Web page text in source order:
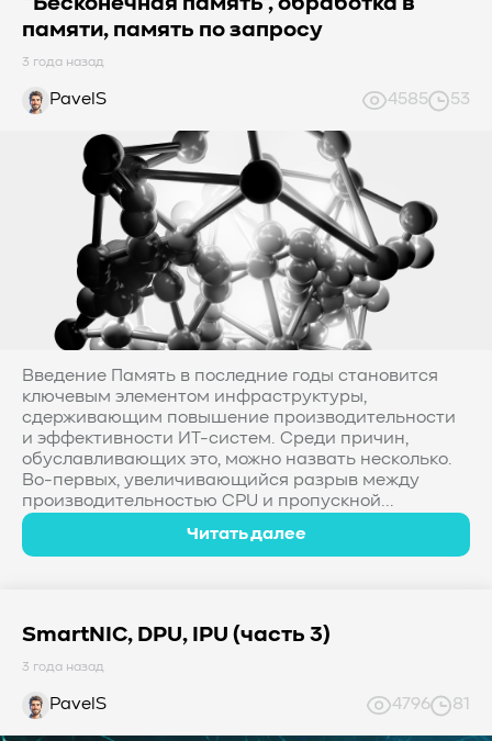
“Бесконечная память”, обработка в
памяти, память по запросу
3 года назад
PavelS 4585 53
Введение Память в последние годы становится
ключевым элементом инфраструктуры,
сдерживающим повышение производительности
и эффективности ИТ-систем. Среди причин,
обуславливающих это, можно назвать несколько.
Во-первых, увеличивающийся разрыв между
производительностью CPU и пропускной...
Читать далее
SmartNIC, DPU, IPU (часть 3)
3 года назад
PavelS 4796 81